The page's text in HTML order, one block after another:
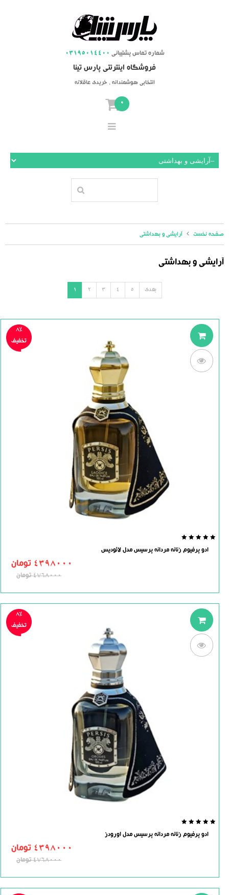
03195014400 شماره تماس پشتیبانی
فروشگاه اینترنتی پارس تینا
انتخابی هوشمندانه ، خریدی عاقلانه
0
صفحه نخست آرایشی و بهداشتی
آرایشی و بهداشتی
1 2 3 4 5 بعدی
out
8%
تخفیف
ادو پرفیوم زنانه مردانه پرسیس مدل لائودیس
4398000 تومان
4768000تومان
out
8%
تخفیف
ادو پرفیوم زنانه مردانه پرسیس مدل اورودز
4398000 تومان
4768000تومان